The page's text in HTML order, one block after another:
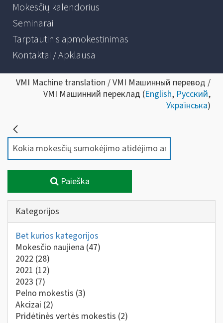
Mokesčių kalendorius
Seminarai
Tarptautinis apmokestinimas
Kontaktai / Apklausa
VMI Machine translation / VMI Машинный перевод /
VMI Машинний переклад (English, Русский,
Українська)
Paieška
Kategorijos
Bet kurios kategorijos
Mokesčio naujiena (47)
2022 (28)
2021 (12)
2023 (7)
Pelno mokestis (3)
Akcizai (2)
Pridėtinės vertės mokestis (2)